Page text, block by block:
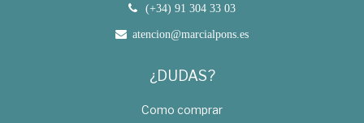
(+34) 91 304 33 03
atencion@marcialpons.es
¿DUDAS?
Como comprar